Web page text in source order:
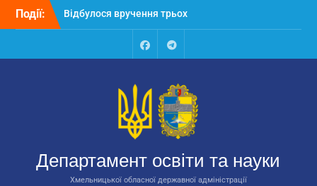
Перейти
Події:
Відбулося вручення трьох
автобусів для потреб
Відбулося засідання
освіти та науки обласної
державної адміністрації
Відбулась обласна
національно-патріотичне
виховання
FacebookTalegram
Департамент освіти та науки
Хмельницької обласної державної адміністрації